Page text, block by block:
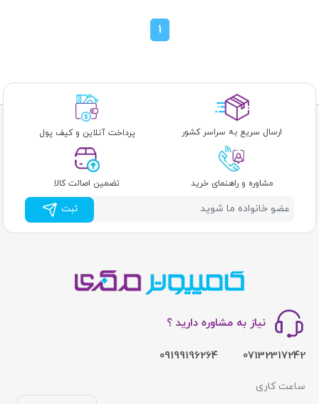
1
ارسال سریع به سراسر کشور پرداخت آنلاین و کیف پول
مشاوره و راهنمای خرید تضمین اصالت کالا
ثبت
نیاز به مشاوره دارید ؟
07132317242
09199196264
ساعت کاری